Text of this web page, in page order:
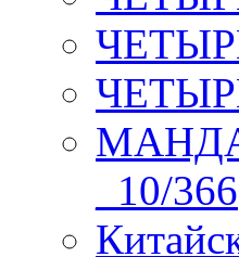
_10/366